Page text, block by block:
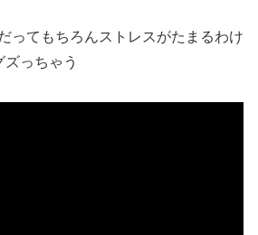
ってもちろんストレスがたまるわけ
っちゃう